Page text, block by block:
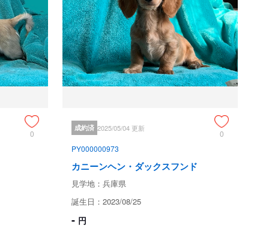
どを判断し、体調や個性に合わせた
めお問い合わせができません。
りますが、万が一下記のような場合は代犬をお渡しいたし
0
成約済 2025/05/04 更新
0
PY000000973
カニーンヘン・ダックスフンド
見学地：兵庫県
誕生日：2023/08/25
- 円